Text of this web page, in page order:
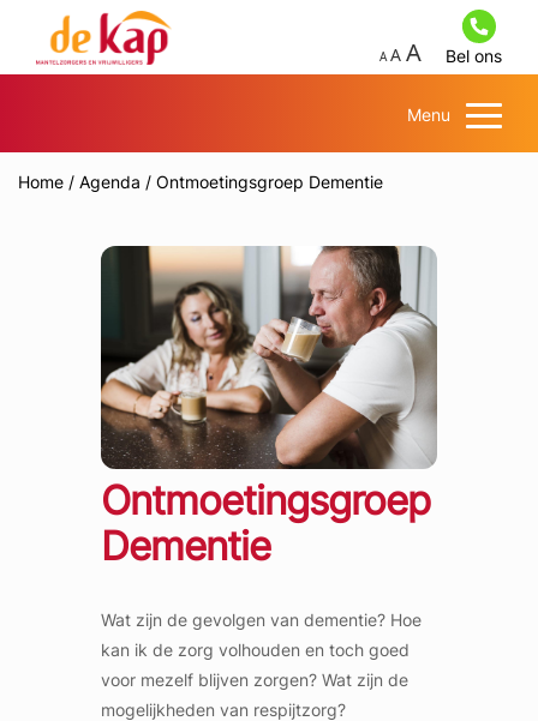
Bel ons
Menu
Home / Agenda / Ontmoetingsgroep Dementie
Ontmoetingsgroep
Dementie
Wat zijn de gevolgen van dementie? Hoe
kan ik de zorg volhouden en toch goed
voor mezelf blijven zorgen? Wat zijn de
mogelijkheden van respijtzorg?